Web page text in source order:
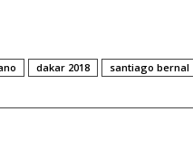
dakar 2018 santiago bernal